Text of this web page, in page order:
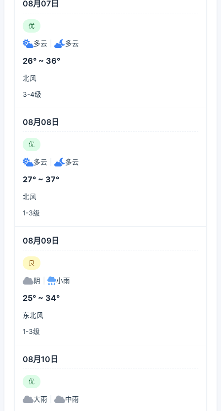
08月07日
优
多云 多云
26° ~ 36°
北风
3-4级
08月08日
优
多云 多云
27° ~ 37°
北风
1-3级
08月09日
良
阴 小雨
25° ~ 34°
东北风
1-3级
08月10日
优
大雨 中雨